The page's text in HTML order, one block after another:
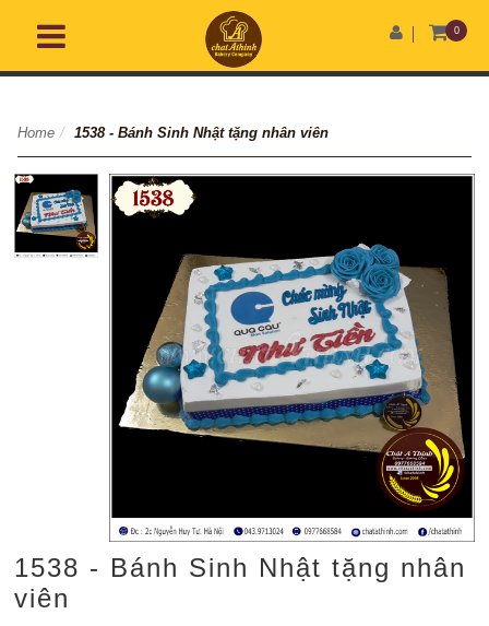
0
Home / 1538 - Bánh Sinh Nhật tặng nhân viên
1538 - Bánh Sinh Nhật tặng nhân
viên